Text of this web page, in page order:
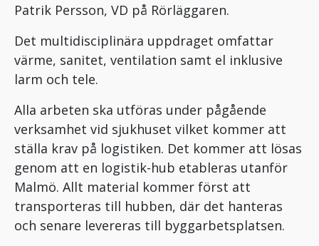
Patrik Persson, VD på Rörläggaren.
Det multidisciplinära uppdraget omfattar
värme, sanitet, ventilation samt el inklusive
larm och tele.
Alla arbeten ska utföras under pågående
verksamhet vid sjukhuset vilket kommer att
ställa krav på logistiken. Det kommer att lösas
genom att en logistik-hub etableras utanför
Malmö. Allt material kommer först att
transporteras till hubben, där det hanteras
och senare levereras till byggarbetsplatsen.